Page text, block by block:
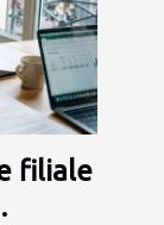
filiale